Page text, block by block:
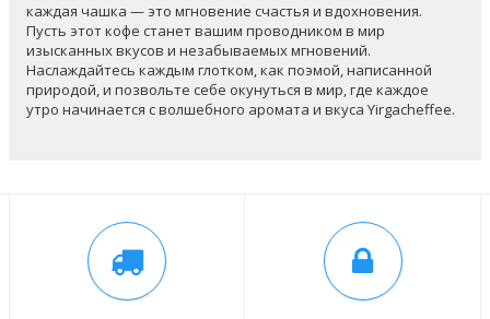
каждая чашка — это мгновение счастья и вдохновения.
Пусть этот кофе станет вашим проводником в мир
изысканных вкусов и незабываемых мгновений.
Наслаждайтесь каждым глотком, как поэмой, написанной
природой, и позвольте себе окунуться в мир, где каждое
утро начинается с волшебного аромата и вкуса Yirgacheffee.